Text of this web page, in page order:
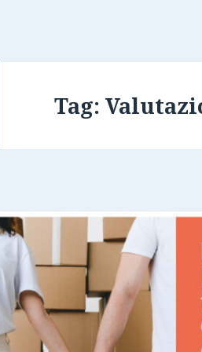
Tag: